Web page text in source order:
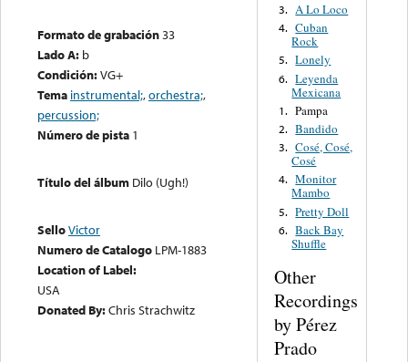
Formato de grabación33
Lado A: b
Condición:VG+
Tema instrumental;,orchestra;,
percussion;
Número de pista 1
Título del álbum Dilo (Ugh!)
SelloVictor
Numero de Catalogo LPM-1883
Location of Label:
USA
Donated By:Chris Strachwitz
3. A Lo Loco
4. Cuban
Rock
5. Lonely
6. Leyenda
Mexicana
1. Pampa
2. Bandido
3. Cosé, Cosé,
Cosé
4. Monitor
Mambo
5. Pretty Doll
6. Back Bay
Shuffle
Other
Recordings
by Pérez
Prado